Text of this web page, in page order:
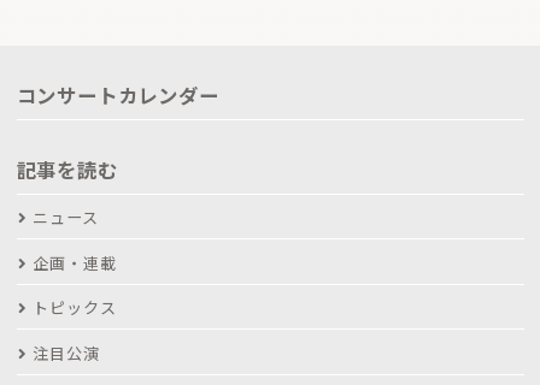
コンサートカレンダー
記事を読む
ニュース
企画・連載
トピックス
注目公演